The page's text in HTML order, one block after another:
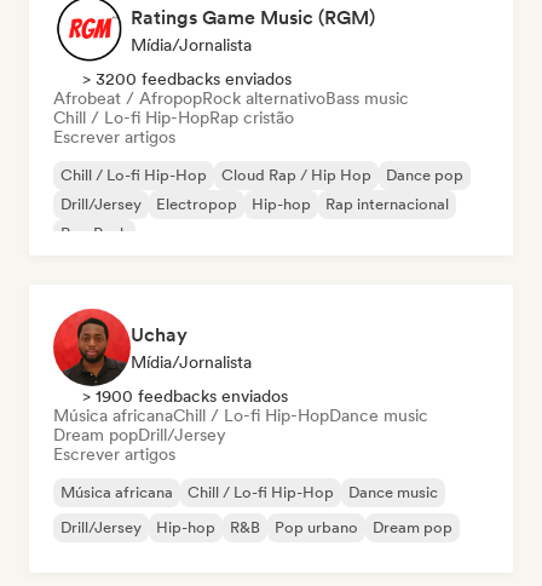
Ratings Game Music (RGM)
Mídia/Jornalista
> 3200 feedbacks enviados
Afrobeat / AfropopRock alternativoBass music
Chill / Lo-fi Hip-HopRap cristão
Escrever artigos
Chill / Lo-fi Hip-Hop Cloud Rap / Hip Hop
Dance pop
Drill/Jersey
Electropop Hip-hop
Rap internacional
Pop Punk
Uchay
Mídia/Jornalista
> 1900 feedbacks enviados
Música africanaChill / Lo-fi Hip-HopDance music
Dream popDrill/Jersey
Escrever artigos
Música africana Chill / Lo-fi Hip-Hop
Dance music
Drill/Jersey
Hip-hop R&B Pop urbano Dream pop